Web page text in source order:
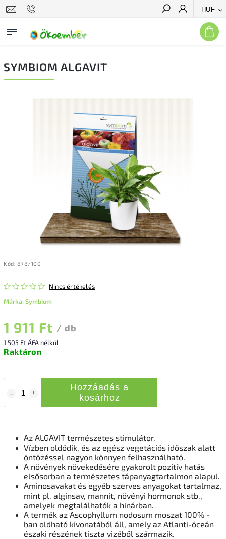
HUF
Keresés
SYMBIOM ALGAVIT
Kód: 878/100
Nincs értékelés
Márka:Symbiom
1 911 Ft / db
1 505 Ft ÁFA nélkül
Raktáron
Hozzáadás a
kosárhoz
Az ALGAVIT természetes stimulátor.
Vízben oldódik, és az egész vegetációs időszak alatt
öntözéssel nagyon könnyen felhasználható.
A növények növekedésére gyakorolt ​​pozitív hatás
elsősorban a természetes tápanyagtartalmon alapul.
Aminosavakat és egyéb szerves anyagokat tartalmaz,
mint pl. alginsav, mannit, növényi hormonok stb.,
amelyek megtalálhatók a hínárban.
A termék az Ascophyllum nodosum moszat 100% -
ban oldható kivonatából áll, amely az Atlanti-óceán
északi részének tiszta vizéből származik.